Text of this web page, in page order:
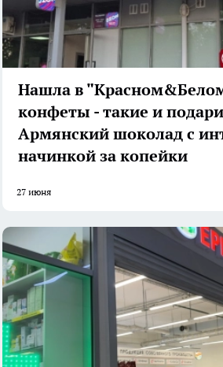
Нашла в
конфеты - такие и
Армянский шоколад с
начинкой за копейки
27 июня